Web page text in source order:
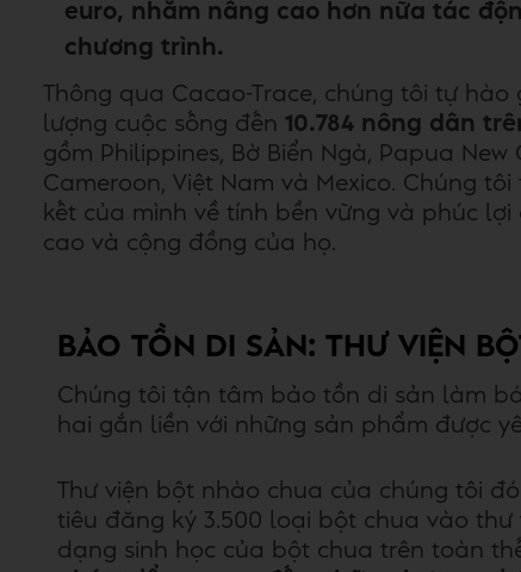
euro, nhằm nâng cao hơn nữa tác
chương trình.
Thông qua Cacao-Trace, chúng tôi tự
lượng cuộc sống đến 10.784 nông dân
gồm Philippines, Bờ Biển Ngà, Papua New
Cameroon, Việt Nam và Mexico. Chúng
kết của mình về tính bền vững và phúc
cao và cộng đồng của họ.
BẢO TỒN DI SẢN: THƯ VIỆN
Chúng tôi tận tâm bảo tồn di sản làm
hai gắn liền với những sản phẩm được
Thư viện bột nhào chua của chúng tôi
tiêu đăng ký 3.500 loại bột chua vào
dạng sinh học của bột chua trên toàn